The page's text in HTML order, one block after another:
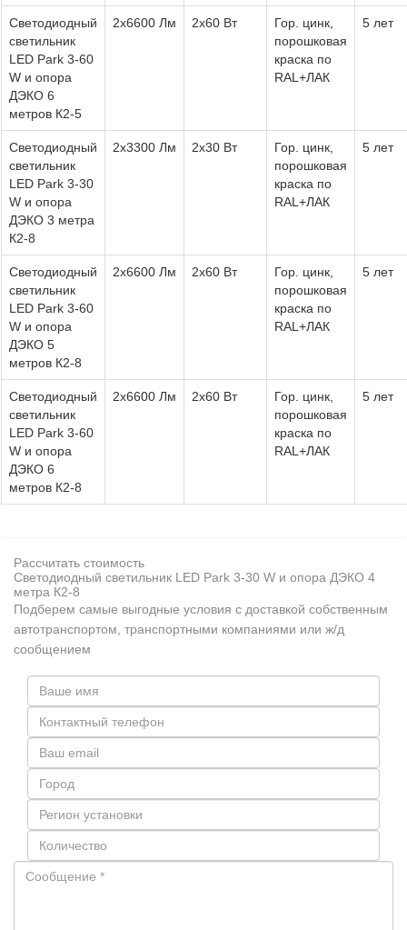
Светодиодный
светильник
LED Park 3-60
W и опора
ДЭКО 6
метров К2-5
2х6600 Лм 2х60 Вт
Гор. цинк,
порошковая
краска по
RAL+ЛАК
5 лет
Светодиодный
светильник
LED Park 3-30
W и опора
ДЭКО 3 метра
К2-8
2х3300 Лм 2х30 Вт
Гор. цинк,
порошковая
краска по
RAL+ЛАК
5 лет
Светодиодный
светильник
LED Park 3-60
W и опора
ДЭКО 5
метров К2-8
2х6600 Лм 2х60 Вт
Гор. цинк,
порошковая
краска по
RAL+ЛАК
5 лет
Светодиодный
светильник
LED Park 3-60
W и опора
ДЭКО 6
метров К2-8
2х6600 Лм 2х60 Вт
Гор. цинк,
порошковая
краска по
RAL+ЛАК
5 лет
Рассчитать стоимость
Светодиодный светильник LED Park 3-30 W и опора ДЭКО 4
метра К2-8
Подберем самые выгодные условия с доставкой собственным
автотранспортом, транспортными компаниями или ж/д
сообщением